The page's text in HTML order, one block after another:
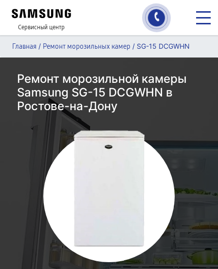
Сервисный центр
Главная / Ремонт морозильных камер / SG-15 DCGWHN
Ремонт морозильной камеры
Samsung SG-15 DCGWHN в
Ростове-на-Дону